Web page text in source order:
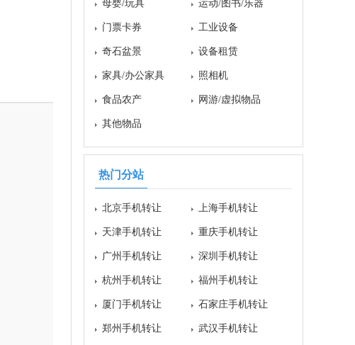
母婴/玩具 运动/图书/乐器
门票卡券 工业设备
奇石盆景 设备租赁
家具/办公家具 照相机
食品农产 网游/虚拟物品
其他物品
热门分站
北京手机转让 上海手机转让
天津手机转让 重庆手机转让
广州手机转让 深圳手机转让
杭州手机转让 福州手机转让
厦门手机转让 石家庄手机转让
郑州手机转让 武汉手机转让